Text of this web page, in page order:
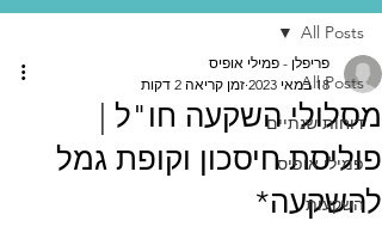
All Posts
דוחות שנתיים
פמילי אופיס
השקעות
All Posts
מסלולי השקעה חו"ל |
פוליסת חיסכון וקופת גמל
להשקעה*
פריפלן - פמילי אופיס
18 במאי 2023
זמן קריאה 2 דקות